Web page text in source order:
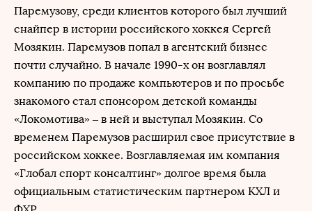
Паремузову, среди клиентов которого был лучший
снайпер в истории российского хоккея Сергей
Мозякин. Паремузов попал в агентский бизнес
почти случайно. В начале 1990-х он возглавлял
компанию по продаже компьютеров и по просьбе
знакомого стал спонсором детской команды
«Локомотива» – в ней и выступал Мозякин. Со
временем Паремузов расширил свое присутствие в
российском хоккее. Возглавляемая им компания
«Глобал cпорт консалтинг» долгое время была
официальным статистическим партнером КХЛ и